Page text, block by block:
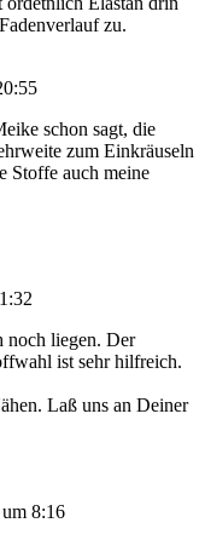
zu.
schon sagt, die
zum Einkräuseln
Stoffe auch meine
noch liegen. Der
ist sehr hilfreich.
Laß uns an Deiner
8:16